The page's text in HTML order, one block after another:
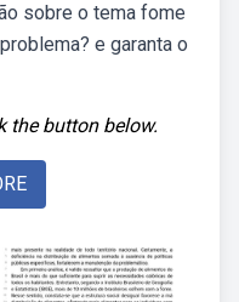
sobre o tema fome
e garanta o
the button below.